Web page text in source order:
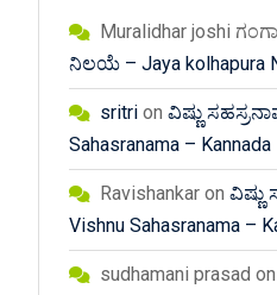
Muralidhar joshi
ನಿಲಯೆ – Jaya kolhapura
sritrion ವಿಷ್ಣು
Sahasranama – Kannada
Ravishankaron ವಿಷ್ಣು
Vishnu Sahasranama –
sudhamani prasad on